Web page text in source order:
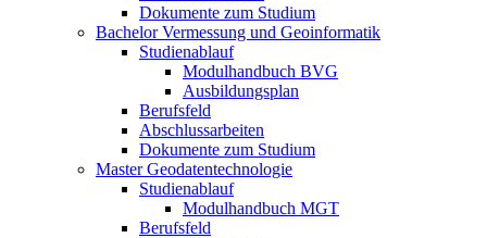
Dokumente zum Studium
Bachelor Vermessung und Geoinformatik
Studienablauf
Modulhandbuch BVG
Ausbildungsplan
Berufsfeld
Abschlussarbeiten
Dokumente zum Studium
Master Geodatentechnologie
Studienablauf
Modulhandbuch MGT
Berufsfeld